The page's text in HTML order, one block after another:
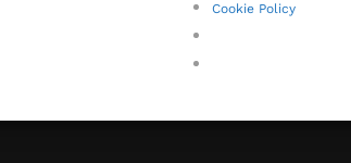
Cookie Policy